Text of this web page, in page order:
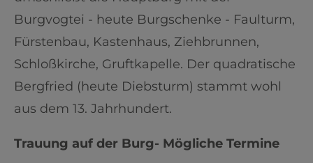
Burgvogtei - heute Burgschenke - Faulturm,
Fürstenbau, Kastenhaus, Ziehbrunnen,
Schloßkirche, Gruftkapelle. Der quadratische
Bergfried (heute Diebsturm) stammt wohl
aus dem 13. Jahrhundert.
Trauung auf der Burg- Mögliche Termine